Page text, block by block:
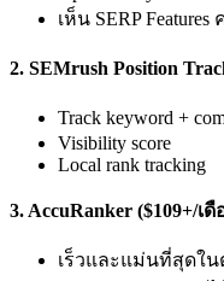
เห็น SERP
2. SEMrush Position
Track keyword +
Visibility score
Local rank tracking
3. AccuRanker ($109+/เดื
เร็วและแม่นที่สุดใ